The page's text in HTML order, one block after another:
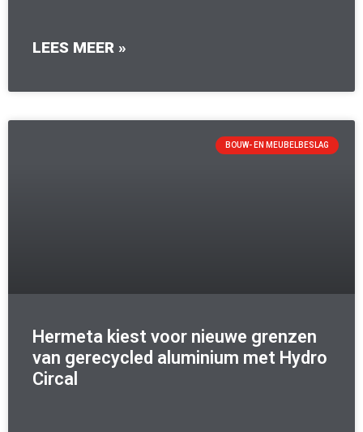
LEES MEER »
BOUW- EN MEUBELBESLAG
Hermeta kiest voor nieuwe grenzen
van gerecycled aluminium met Hydro
Circal